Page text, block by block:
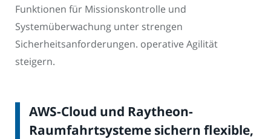
Funktionen für Missionskontrolle und
Systemüberwachung unter strengen
Sicherheitsanforderungen. operative Agilität
steigern.
AWS-Cloud und Raytheon-
Raumfahrtsysteme sichern flexible,